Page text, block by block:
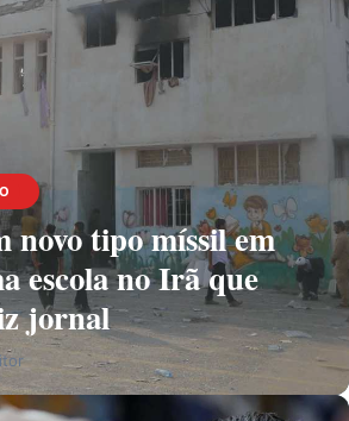
novo tipo míssil em
escola no Irã que
jornal